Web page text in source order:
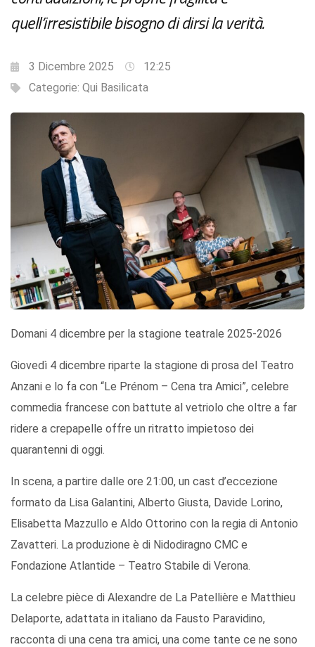
quell’irresistibile bisogno di dirsi la verità.
3 Dicembre 2025
12:25
Categorie: Qui Basilicata
Domani 4 dicembre per la stagione teatrale 2025-2026
Giovedì 4 dicembre riparte la stagione di prosa del Teatro
Anzani e lo fa con “Le Prénom – Cena tra Amici”, celebre
commedia francese con battute al vetriolo che oltre a far
ridere a crepapelle offre un ritratto impietoso dei
quarantenni di oggi.
In scena, a partire dalle ore 21:00, un cast d’eccezione
formato da Lisa Galantini, Alberto Giusta, Davide Lorino,
Elisabetta Mazzullo e Aldo Ottorino con la regia di Antonio
Zavatteri. La produzione è di Nidodiragno CMC e
Fondazione Atlantide – Teatro Stabile di Verona.
La celebre pièce di Alexandre de La Patellière e Matthieu
Delaporte, adattata in italiano da Fausto Paravidino,
racconta di una cena tra amici, una come tante ce ne sono